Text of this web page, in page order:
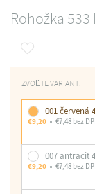
Rohožka
ZVOĽTE VARIANT:
001 červená
€9,20
€7,48 bez
007 antracit
€9,20
€7,48 bez